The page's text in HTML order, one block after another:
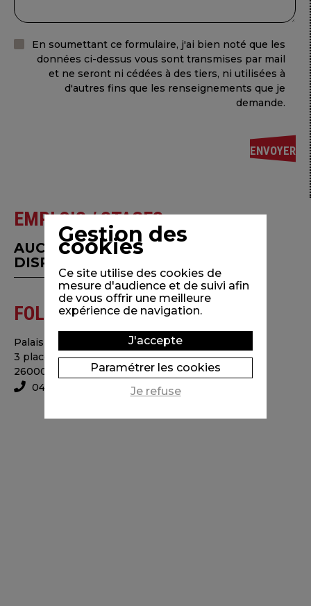
En soumettant ce formulaire, j'ai bien noté que les
données ci-dessus vous sont transmises par mail
et ne seront ni cédées à des tiers, ni utilisées à
d'autres fins que les renseignements que je
demande.
EMPLOIS / STAGES
AUCUNE OFFRE D'EMPLOI
DISPONIBLE EN CE MOMENT.
FOLIMAGE
Palais consulaire
3 place Simone Veil
26000 Valence - France
04 75 78 48 68
Gestion des
cookies
Ce site utilise des cookies de
mesure d'audience et de suivi afin
de vous offrir une meilleure
expérience de navigation.
J'accepte
Paramétrer les cookies
Je refuse